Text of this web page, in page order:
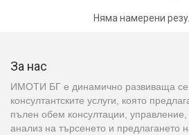
Няма намерени
За нас
ИМОТИ БГ е динамично развиваща се
консултантските услуги, която
пълен обем консултации,
анализ на търсенето и предлагането